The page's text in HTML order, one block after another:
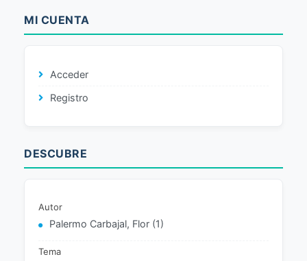
MI CUENTA
Acceder
Registro
DESCUBRE
Autor
Palermo Carbajal, Flor (1)
Tema